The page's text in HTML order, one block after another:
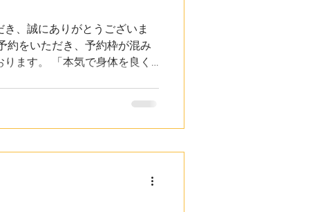
、誠にありがとうございま
約をいただき、予約枠が混み
ます。 「本気で身体を良く
常初回 8,000円 → 【改定後】
にてご案内いたしますので
キャンペーンについて 今後の